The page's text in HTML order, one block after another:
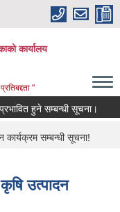
कार्यालय
"
हुने सम्बन्धी सूचना।
सम्बन्धी सूचना!
उत्पादन